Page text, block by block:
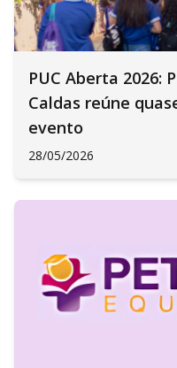
PUC Aberta 2026:
Caldas reúne
evento
28/05/2026